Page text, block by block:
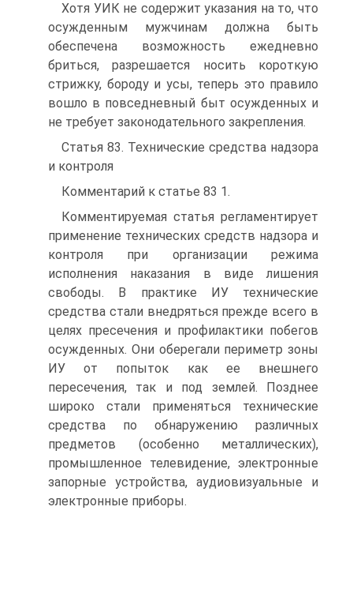
Хотя УИК не содержит указания на то, что
осужденным мужчинам должна быть
обеспечена возможность ежедневно
бриться, разрешается носить короткую
стрижку, бороду и усы, теперь это правило
вошло в повседневный быт осужденных и
не требует законодательного закрепления.
Статья 83. Технические средства надзора
и контроля
Комментарий к статье 83 1.
Комментируемая статья регламентирует
применение технических средств надзора и
контроля при организации режима
исполнения наказания в виде лишения
свободы. В практике ИУ технические
средства стали внедряться прежде всего в
целях пресечения и профилактики побегов
осужденных. Они оберегали периметр зоны
ИУ от попыток как ее внешнего
пересечения, так и под землей. Позднее
широко стали применяться технические
средства по обнаружению различных
предметов (особенно металлических),
промышленное телевидение, электронные
запорные устройства, аудиовизуальные и
электронные приборы.